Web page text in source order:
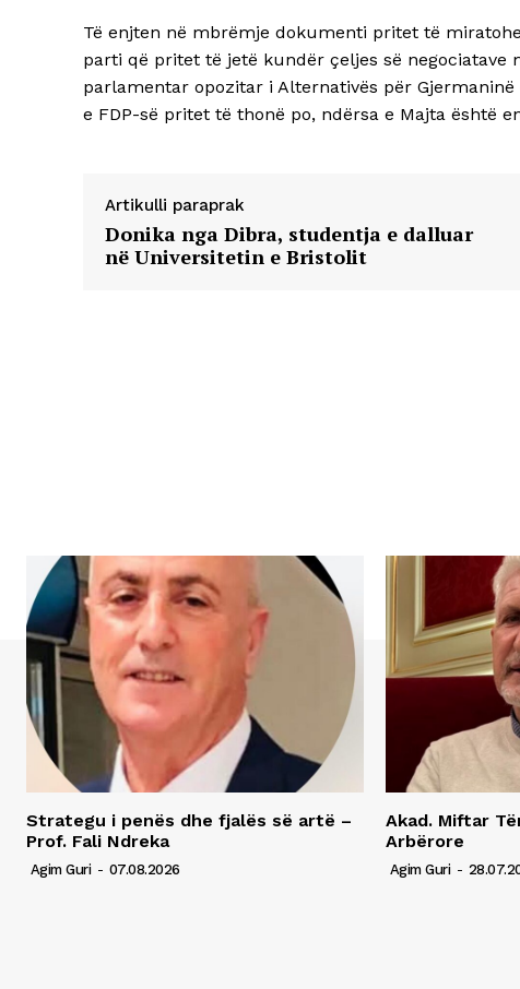
Të enjten në mbrëmje dokumenti pritet të
parti që pritet të jetë kundër çeljes së
parlamentar opozitar i Alternativës për
e FDP-së pritet të thonë po, ndërsa e Majta është
Artikulli paraprak
Donika nga Dibra, studentja e dalluar
në Universitetin e Bristolit
Strategu i penës dhe fjalës së artë –
Prof. Fali Ndreka
Agim Guri - 07.08.2026
Akad. Miftar
Arbërore
Agim Guri -